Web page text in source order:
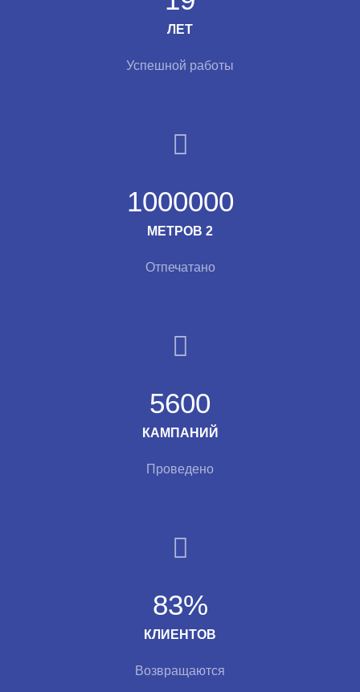
ЛЕТ
Успешной работы
1000000
МЕТРОВ 2
Отпечатано
5600
КАМПАНИЙ
Проведено
83%
КЛИЕНТОВ
Возвращаются